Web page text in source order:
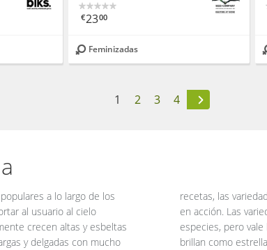
€2300
Feminizadas
1 2 3 4
a lo largo de los
al usuario al cielo
crecen altas y esbeltas
y delgadas con mucho
como para ponerte
en florecer que otras
tachonadas de cristales que
Sativa más raras y